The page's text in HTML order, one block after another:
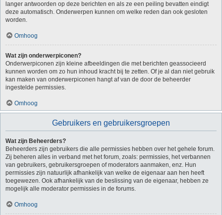
langer antwoorden op deze berichten en als ze een peiling bevatten eindigt
deze automatisch. Onderwerpen kunnen om welke reden dan ook gesloten
worden.
Omhoog
Wat zijn onderwerpiconen?
Onderwerpiconen zijn kleine afbeeldingen die met berichten geassocieerd
kunnen worden om zo hun inhoud kracht bij te zetten. Of je al dan niet gebruik
kan maken van onderwerpiconen hangt af van de door de beheerder
ingestelde permissies.
Omhoog
Gebruikers en gebruikersgroepen
Wat zijn Beheerders?
Beheerders zijn gebruikers die alle permissies hebben over het gehele forum.
Zij beheren alles in verband met het forum, zoals: permissies, het verbannen
van gebruikers, gebruikersgroepen of moderators aanmaken, enz. Hun
permissies zijn natuurlijk afhankelijk van welke de eigenaar aan hen heeft
toegewezen. Ook afhankelijk van de beslissing van de eigenaar, hebben ze
mogelijk alle moderator permissies in de forums.
Omhoog